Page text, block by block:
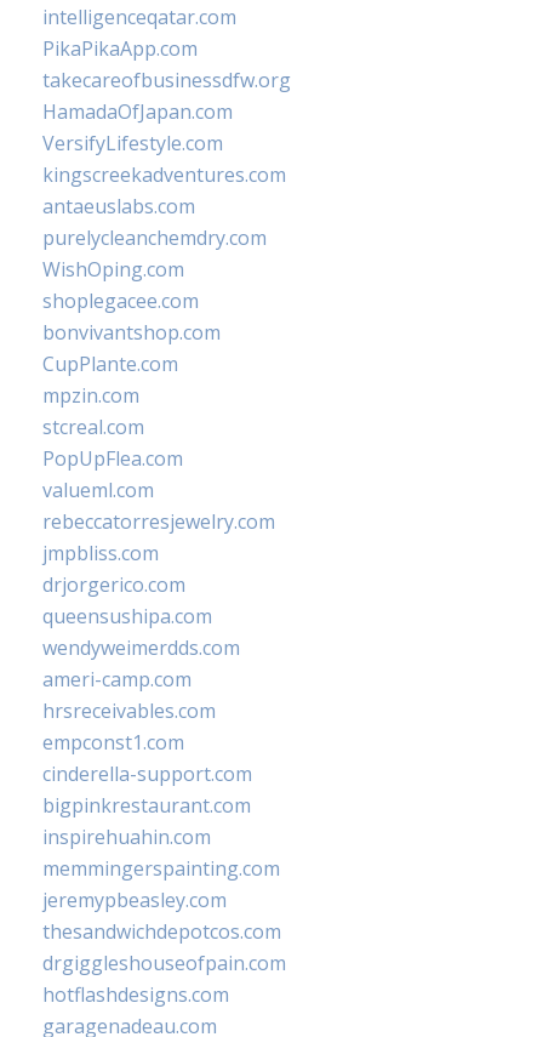
intelligenceqatar.com
PikaPikaApp.com
takecareofbusinessdfw.org
HamadaOfJapan.com
VersifyLifestyle.com
kingscreekadventures.com
antaeuslabs.com
purelycleanchemdry.com
WishOping.com
shoplegacee.com
bonvivantshop.com
CupPlante.com
mpzin.com
stcreal.com
PopUpFlea.com
valueml.com
rebeccatorresjewelry.com
jmpbliss.com
drjorgerico.com
queensushipa.com
wendyweimerdds.com
ameri-camp.com
hrsreceivables.com
empconst1.com
cinderella-support.com
bigpinkrestaurant.com
inspirehuahin.com
memmingerspainting.com
jeremypbeasley.com
thesandwichdepotcos.com
drgiggleshouseofpain.com
hotflashdesigns.com
garagenadeau.com